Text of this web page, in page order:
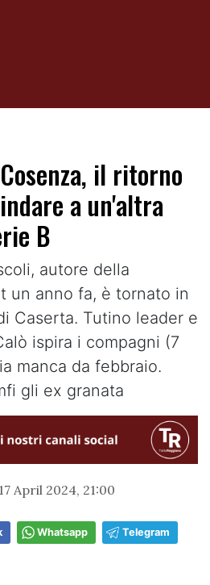
il ritorno
a un'altra
B
autore della
un anno fa, è tornato in
Caserta. Tutino leader e
ispira i compagni (7
manca da febbraio.
gli ex granata
17 April 2024, 21:00
Whatsapp Telegram